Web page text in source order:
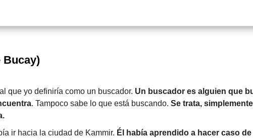
Bucay)
que yo definiría como un buscador. Un buscador es alguien que
. Tampoco sabe lo que está buscando. Se trata,
ir hacia la ciudad de Kammir. Él había aprendido a hacer caso